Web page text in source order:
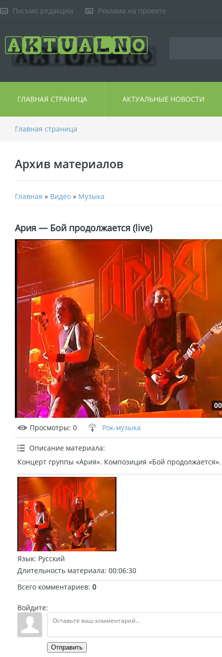
Письмо редакции Реклама на проекте
ГЛАВНАЯ СТРАНИЦА АКТУАЛЬНЫЕ НОВОСТИ
Главная страница
Архив материалов
Главная » Видео » Музыка
Ария — Бой продолжается (live)
Просмотры: 0 Рок-музыка
Описание материала:
Концерт группы «Ария». Композиция «Бой
Язык: Русский
Длительность материала: 00:06:30
Всего комментариев: 0
Войдите:
Отправить